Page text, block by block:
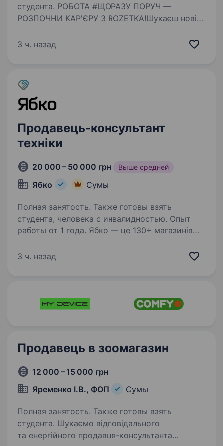
студента. РОБОТА #ЩОРАЗУ ПОРУЧ —
РОЗПОЧНИ КАР'ЄРУ З ROZETKA!Шукаєш нові
ми допоможемо тобі стати професіоналом!
3 ч. назад
Продавець-консультант
техніки
20 000 – 50 000 грн Выше средней
Ябко Сумы
Полная занятость. Также готовы взять
студента, человека с инвалидностью. Опыт
работы от 1 года. Ябко — це 130+ магазинів
сервісу. Не робота, а мрія! Так-так,
3 ч. назад
Продавець в зоомагазин
12 000 – 15 000 грн
Яременко І.В., ФОП
Сумы
Полная занятость. Также готовы взять
студента. Шукаємо відповідального
та енергійного продавця-консультанта